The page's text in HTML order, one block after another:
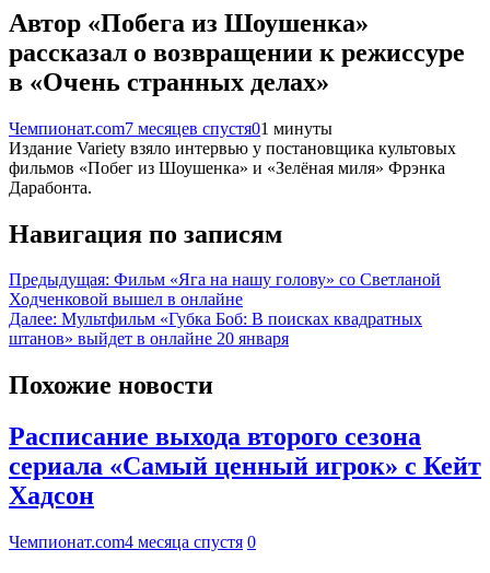
Автор «Побега из Шоушенка»
рассказал о возвращении к режиссуре
в «Очень странных делах»
Чемпионат.com7 месяцев спустя01 минуты
Издание Variety взяло интервью у постановщика культовых
фильмов «Побег из Шоушенка» и «Зелёная миля» Фрэнка
Дарабонта.
Навигация по записям
Предыдущая: Фильм «Яга на нашу голову» со Светланой
Ходченковой вышел в онлайне
Далее: Мультфильм «Губка Боб: В поисках квадратных
штанов» выйдет в онлайне 20 января
Похожие новости
Расписание выхода второго сезона
сериала «Самый ценный игрок» с Кейт
Хадсон
Чемпионат.com4 месяца спустя 0